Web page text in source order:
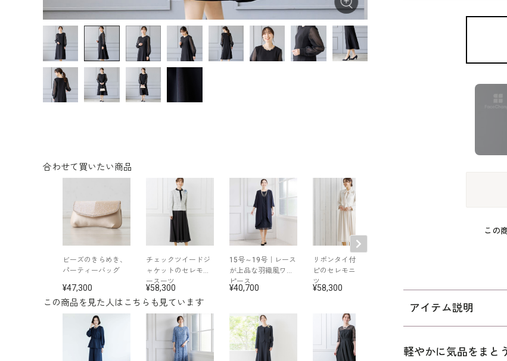
この商品を見た人はこちらも見ています
合わせて買いたい商品
ビーズのきらめき、
パーティーバッグ
47,300
チェックツイードジ
ャケットのセレモニ
ースーツ
58,300
15号～19号｜レース
が上品な羽織風ワン
ピース
40,700
リボンタイ付きワン
ピのセレモニースー
ツ
58,300 58,300
この
アイテム説明
軽やかに気品をまと